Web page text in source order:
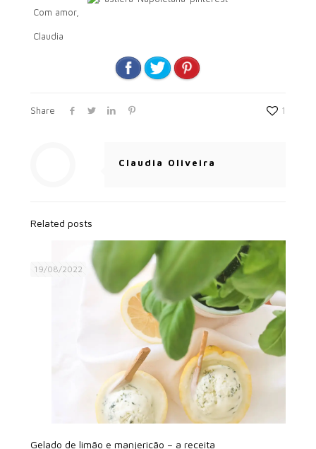
Com amor,
Claudia
Share 1
Claudia Oliveira
Related posts
19/08/2022
Gelado de limão e manjericão – a receita